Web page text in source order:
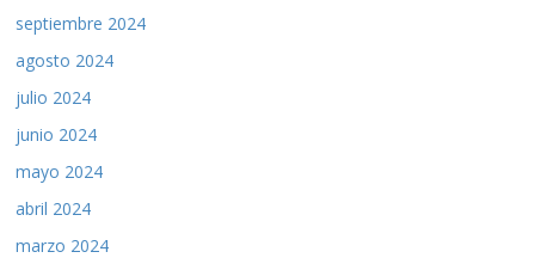
septiembre 2024
agosto 2024
julio 2024
junio 2024
mayo 2024
abril 2024
marzo 2024